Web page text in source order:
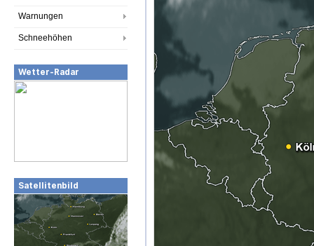
Warnungen
Schneehöhen
Wetter-Radar
Satellitenbild